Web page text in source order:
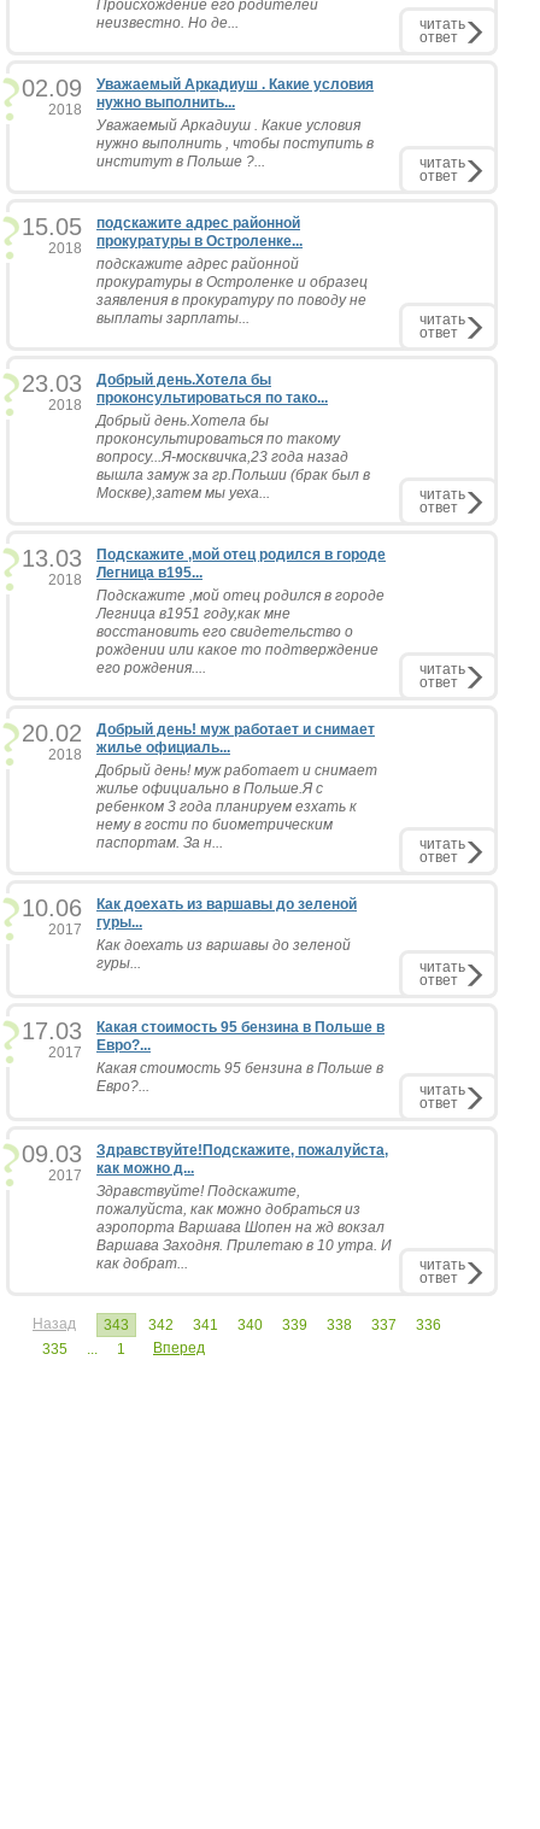
Происхождение его родителей
неизвестно. Но де...
читать
ответ
02.09
2018
Уважаемый Аркадиуш . Какие условия
нужно выполнить...
Уважаемый Аркадиуш . Какие условия
нужно выполнить , чтобы поступить в
институт в Польше ?...
читать
ответ
15.05
2018
подскажите адрес районной
прокуратуры в Остроленке...
подскажите адрес районной
прокуратуры в Остроленке и образец
заявления в прокуратуру по поводу не
выплаты зарплаты...
читать
ответ
23.03
2018
Добрый день.Хотела бы
проконсультироваться по тако...
Добрый день.Хотела бы
проконсультироваться по такому
вопросу...Я-москвичка,23 года назад
вышла замуж за гр.Польши (брак был в
Москве),затем мы уеха...
читать
ответ
13.03
2018
Подскажите ,мой отец родился в городе
Легница в195...
Подскажите ,мой отец родился в городе
Легница в1951 году,как мне
восстановить его свидетельство о
рождении или какое то подтверждение
его рождения....
читать
ответ
20.02
2018
Добрый день! муж работает и снимает
жилье официаль...
Добрый день! муж работает и снимает
жилье официально в Польше.Я с
ребенком 3 года планируем езхать к
нему в гости по биометрическим
паспортам. За н...
читать
ответ
10.06
2017
Как доехать из варшавы до зеленой
гуры...
Как доехать из варшавы до зеленой
гуры...
читать
ответ
17.03
2017
Какая стоимость 95 бензина в Польше в
Евро?...
Какая стоимость 95 бензина в Польше в
Евро?...
читать
ответ
09.03
2017
Здравствуйте!Подскажите, пожалуйста,
как можно д...
Здравствуйте! Подскажите,
пожалуйста, как можно добраться из
аэропорта Варшава Шопен на жд вокзал
Варшава Заходня. Прилетаю в 10 утра. И
как добрат...
читать
ответ
Назад 343 342 341 340 339 338 337
336
335
... 1 Вперед